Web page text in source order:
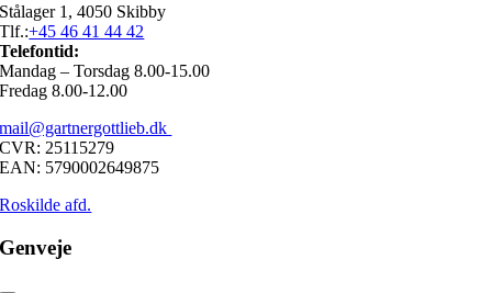
Stålager 1, 4050 Skibby
Tlf.:+45 46 41 44 42
Telefontid:
Mandag – Torsdag 8.00-15.00
Fredag 8.00-12.00
mail@gartnergottlieb.dk
CVR: 25115279
EAN: 5790002649875
Roskilde afd.
Genveje